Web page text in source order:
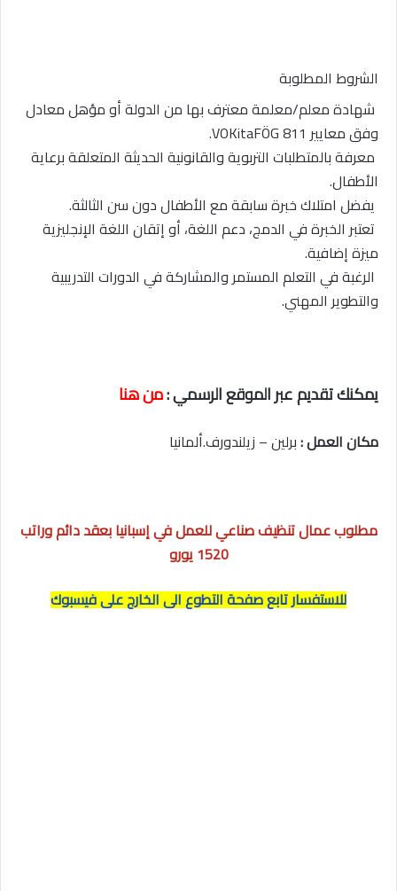
الشروط المطلوبة
شهادة معلم/معلمة معترف بها من الدولة أو مؤهل معادل
وفق معايير VOKitaFÖG 811.
معرفة بالمتطلبات التربوية والقانونية الحديثة المتعلقة برعاية
الأطفال.
يفضل امتلاك خبرة سابقة مع الأطفال دون سن الثالثة.
تعتبر الخبرة في الدمج، دعم اللغة، أو إتقان اللغة الإنجليزية
ميزة إضافية.
الرغبة في التعلم المستمر والمشاركة في الدورات التدريبية
والتطوير المهني.
يمكنك تقديم عبر الموقع الرسمي :من هنا
مكان العمل :برلين – زيلندورف.ألمانيا
مطلوب عمال تنظيف صناعي للعمل في إسبانيا بعقد دائم وراتب
1520 يورو
للاستفسار تابع صفحة التطوع الى الخارج على فيسبوك